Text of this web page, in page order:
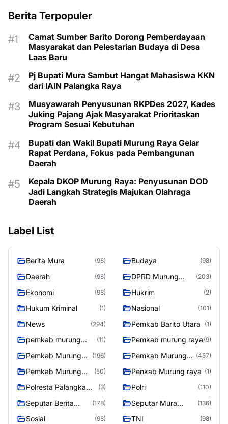
Berita Terpopuler
Camat Sumber Barito Dorong Pemberdayaan
Masyarakat dan Pelestarian Budaya di Desa
Laas Baru
Pj Bupati Mura Sambut Hangat Mahasiswa KKN
dari IAIN Palangka Raya
Musyawarah Penyusunan RKPDes 2027, Kades
Juking Pajang Ajak Masyarakat Prioritaskan
Program Sesuai Kebutuhan
Bupati dan Wakil Bupati Murung Raya Gelar
Rapat Perdana, Fokus pada Pembangunan
Daerah
Kepala DKOP Murung Raya: Penyusunan DOD
Jadi Langkah Strategis Majukan Olahraga
Daerah
Label List
Berita Mura (98) Budaya (98)
Daerah (98)
DPRD Murung
Raya
(203)
Ekonomi (98) Hukrim (2)
Hukum Kriminal (1) Nasional (101)
News (294) Pemkab Barito Utara (1)
pemkab murung
raya
(11) Pemkab murung raya (9)
Pemkab Murung
raya
(196)
Pemkab Murung
Raya
(457)
Pemkab Murung
Raya 4
(50) Penkab Murung raya (1)
Polresta Palangka
Raya
(3) Polri (110)
Seputar Berita
Murung Raya
(178)
Seputar Mura
Seasen 2
(136)
Sosial (98) TNI (98)